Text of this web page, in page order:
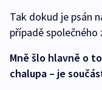
Tak dokud je psán
případě
Mně šlo hlavně o
chalupa – je